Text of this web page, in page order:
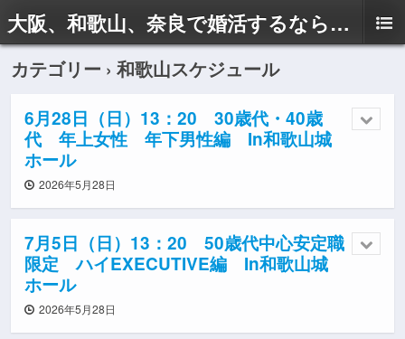
大阪、和歌山、奈良で婚活するならドリームサポートAyaへ
カテゴリー › 和歌山スケジュール
6月28日（日）13：20 30歳代・40歳
代 年上女性 年下男性編 In和歌山城
ホール
2026年5月28日
7月5日（日）13：20 50歳代中心安定職
限定 ハイEXECUTIVE編 In和歌山城
ホール
2026年5月28日